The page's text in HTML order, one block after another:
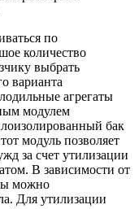
по
количество
выбрать
варианта
агрегаты
модулем
бак
модуль позволяет
за счет утилизации
В зависимости от
можно
Для утилизации